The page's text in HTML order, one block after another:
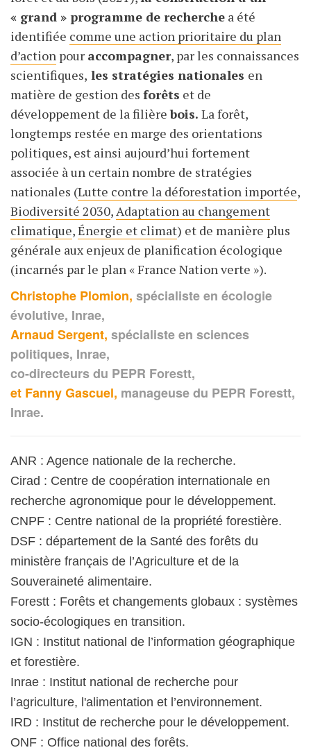
« grand » programme de recherche a été
identifiée comme une action prioritaire du plan
d’action pour accompagner, par les connaissances
scientifiques, les stratégies nationales en
matière de gestion des forêts et de
développement de la filièrebois. La forêt,
longtemps restée en marge des orientations
politiques, est ainsi aujourd’hui fortement
associée à un certain nombre de stratégies
nationales (Lutte contre la déforestation importée,
Biodiversité 2030, Adaptation au changement
climatique,Énergie et climat) et de manière plus
générale aux enjeux de planification écologique
(incarnés par le plan « France Nation verte »).
Christophe Plomion, spécialiste en écologie
évolutive, Inrae,
Arnaud Sergent, spécialiste en sciences
politiques, Inrae,
co-directeurs du PEPR Forestt,
et Fanny Gascuel, manageuse du PEPR Forestt,
Inrae.
ANR : Agence nationale de la recherche.
Cirad : Centre de coopération internationale en
recherche agronomique pour le développement.
CNPF : Centre national de la propriété forestière.
DSF : département de la Santé des forêts du
ministère français de l’Agriculture et de la
Souveraineté alimentaire.
Forestt : Forêts et changements globaux : systèmes
socio-écologiques en transition.
IGN : Institut national de l’information géographique
et forestière.
Inrae : Institut national de recherche pour
l’agriculture, l'alimentation et l’environnement.
IRD : Institut de recherche pour le développement.
ONF : Office national des forêts.